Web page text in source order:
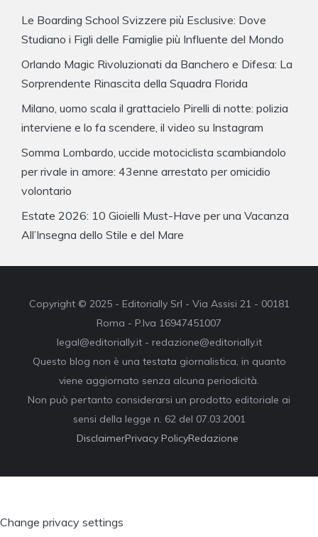
Le Boarding School Svizzere più Esclusive: Dove
Studiano i Figli delle Famiglie più Influente del Mondo
Orlando Magic Rivoluzionati da Banchero e Difesa: La
Sorprendente Rinascita della Squadra Florida
Milano, uomo scala il grattacielo Pirelli di notte: polizia
interviene e lo fa scendere, il video su Instagram
Somma Lombardo, uccide motociclista scambiandolo
per rivale in amore: 43enne arrestato per omicidio
volontario
Estate 2026: 10 Gioielli Must-Have per una Vacanza
All’Insegna dello Stile e del Mare
Copyright © 2025 - Editorially Srl - Via Assisi 21 - 00181
Roma - P.Iva 16947451007
legal@editorially.it - redazione@editorially.it
Questo blog non è una testata giornalistica, in quanto
viene aggiornato senza alcuna periodicità.
Non può pertanto considerarsi un prodotto editoriale ai
sensi della legge n. 62 del 07.03.2001
DisclaimerPrivacy PolicyRedazione
Change privacy settings